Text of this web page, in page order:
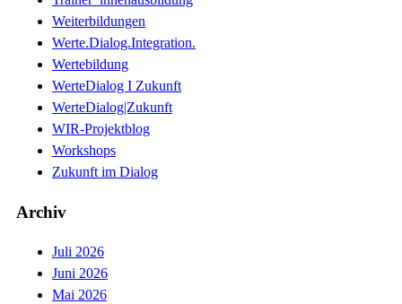
Weiterbildungen
Werte.Dialog.Integration.
Wertebildung
WerteDialog I Zukunft
WerteDialog|Zukunft
WIR-Projektblog
Workshops
Zukunft im Dialog
Archiv
Juli 2026
Juni 2026
Mai 2026